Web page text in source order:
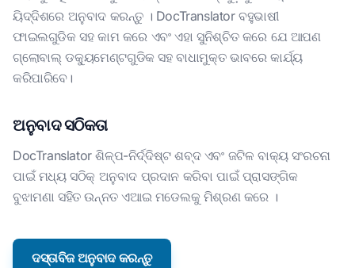
ୟିଦ୍ଦିଶରେ ଅନୁବାଦ କରନ୍ତୁ । DocTranslator ବହୁଭାଷୀ
ଫାଇଲଗୁଡିକ ସହ କାମ କରେ ଏବଂ ଏହା ସୁନିଶ୍ଚିତ କରେ ଯେ ଆପଣ
ଗ୍ଲୋବାଲ୍ ଡକ୍ୟୁମେଣ୍ଟଗୁଡିକ ସହ ବାଧାମୁକ୍ତ ଭାବରେ କାର୍ଯ୍ୟ
କରିପାରିବେ।
ଅନୁବାଦ ସଠିକତା
DocTranslator ଶିଳ୍ପ-ନିର୍ଦ୍ଦିଷ୍ଟ ଶବ୍ଦ ଏବଂ ଜଟିଳ ବାକ୍ୟ ସଂରଚନା
ପାଇଁ ମଧ୍ୟ ସଠିକ୍ ଅନୁବାଦ ପ୍ରଦାନ କରିବା ପାଇଁ ପ୍ରାସଙ୍ଗିକ
ବୁଝାମଣା ସହିତ ଉନ୍ନତ ଏଆଇ ମଡେଲକୁ ମିଶ୍ରଣ କରେ ।
ଦସ୍ତାବିଜ ଅନୁବାଦ କରନ୍ତୁ